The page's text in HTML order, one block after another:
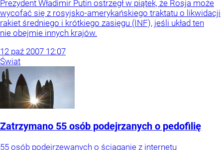
Prezydent Władimir Putin ostrzegł w piątek, że Rosja może
wycofać się z rosyjsko-amerykańskiego traktatu o likwidacji
rakiet średniego i krótkiego zasięgu (INF), jeśli układ ten
nie obejmie innych krajów.
12 paź 2007 12:07
Świat
Zatrzymano 55 osób podejrzanych o pedofilię
55 osób podejrzewanych o ściąganie z internetu